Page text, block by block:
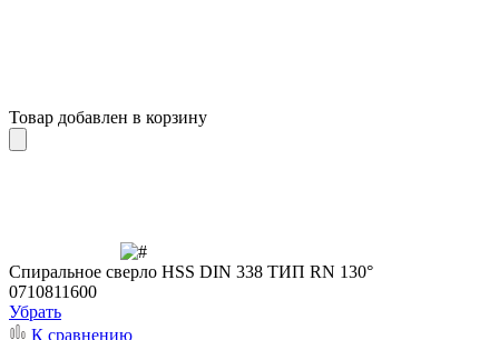
Товар добавлен в корзину
Cпиральное сверло HSS DIN 338 ТИП RN 130°
0710811600
Убрать
К сравнению